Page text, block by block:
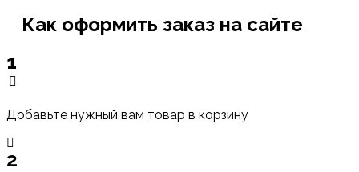
Как оформить заказ на сайте
1
Добавьте нужный вам товар в корзину
2